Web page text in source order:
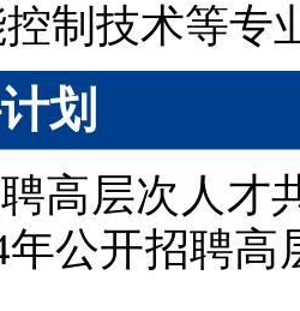
制技术等专
划
高层次人才
年公开招聘